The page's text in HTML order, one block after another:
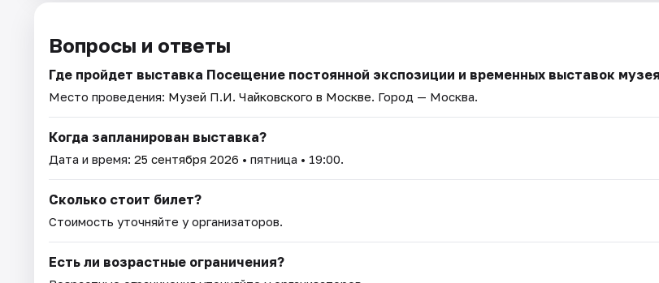
Вопросы и ответы
Где пройдет выставка Посещение постоянной экспозиции и временных выставок
Место проведения: Музей П.И. Чайковского в Москве. Город — Москва.
Когда запланирован выставка?
Дата и время: 25 сентября 2026 • пятница • 19:00.
Сколько стоит билет?
Стоимость уточняйте у организаторов.
Есть ли возрастные ограничения?